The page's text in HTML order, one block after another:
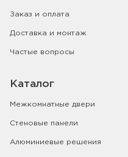
Заказ и оплата
Доставка и монтаж
Частые вопросы
Каталог
Межкомнатные двери
Стеновые панели
Алюминиевые решения